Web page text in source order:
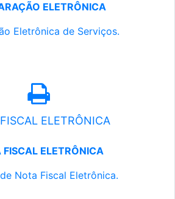
ELETRÔNICA
Eletrônica de Serviços.
ELETRÔNICA
FISCAL ELETRÔNICA
Nota Fiscal Eletrônica.